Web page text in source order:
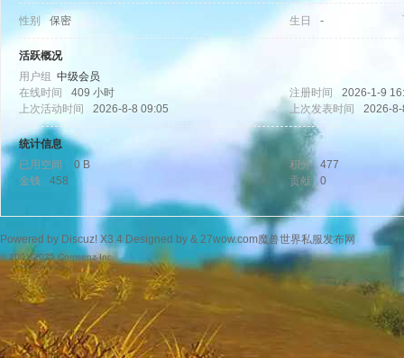
性别 保密 生日 -
活跃概况
用户组 中级会员
在线时间
409 小时 注册时间
2026-1-9
上次活动时间
2026-8-8 09:05 上次发表时间 2026-
统计信息
已用空间
0 B 积分
477
金钱
458 贡献 0
Powered by Discuz! X3.4 Designed by & 27wow.com魔兽世界私服发布网
© 2001-2025Comsenz Inc.